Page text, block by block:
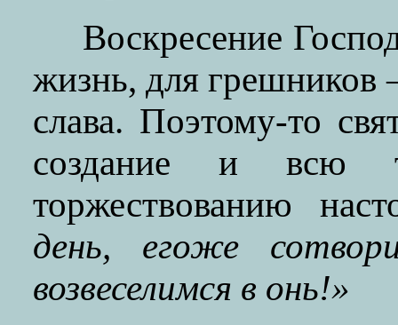
Воскресение
жизнь, для
слава. Поэтому-то
создание и всю
торжествованию
день, егоже
возвеселимся в онь!»